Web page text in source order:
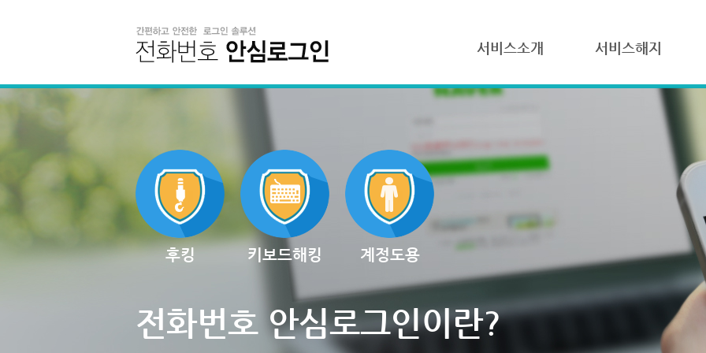
서비스소개 서비스해지
후킹 키보드해킹 계정도용
전화번호 안심로그인이란?